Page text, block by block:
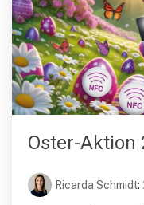
Oster-Aktion
Ricarda Schmidt: